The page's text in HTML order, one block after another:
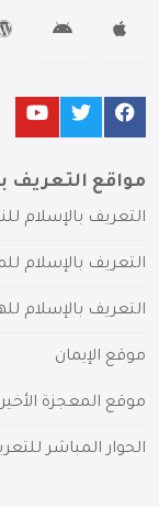
مواقع التعريف
التعريف بالإسلام
التعريف بالإسلام
التعريف بالإسلام
موقع الإيمان
موقع المعجزة
الحوار المباشر